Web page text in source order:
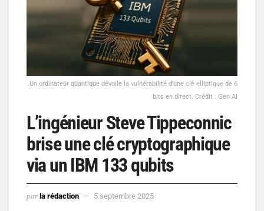
Un ordinateur quantique dévoile la vulnérabilité d’une clé elliptique de 6
bits en direct. Crédit : Gen AI
L’ingénieur Steve Tippeconnic
brise une clé cryptographique
via un IBM 133 qubits
par la rédaction 5 septembre 2025